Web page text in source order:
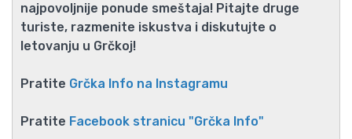
najpovoljnije ponude smeštaja! Pitajte druge
turiste, razmenite iskustva i diskutujte o
letovanju u Grčkoj!
Pratite Grčka Info na Instagramu
Pratite Facebook stranicu "Grčka Info"